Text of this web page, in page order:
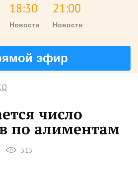
18:30
Новости
21:00
Новости
эфир
число
по алиментам
515